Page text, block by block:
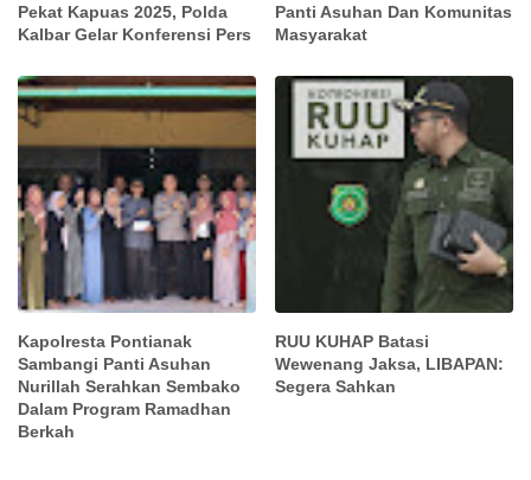
Pekat Kapuas 2025, Polda
Kalbar Gelar Konferensi Pers
Panti Asuhan Dan Komunitas
Masyarakat
Kapolresta Pontianak
Sambangi Panti Asuhan
Nurillah Serahkan Sembako
Dalam Program Ramadhan
Berkah
RUU KUHAP Batasi
Wewenang Jaksa, LIBAPAN:
Segera Sahkan